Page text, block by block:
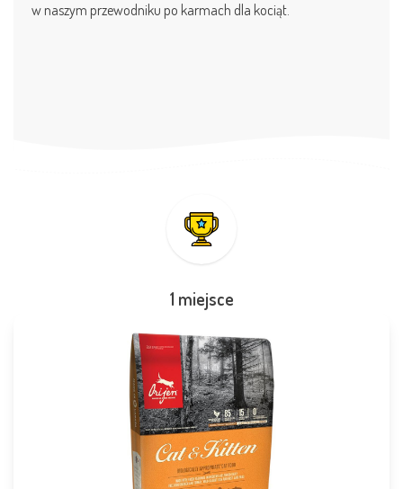
w naszym przewodniku po karmach dla kociąt.
1 miejsce